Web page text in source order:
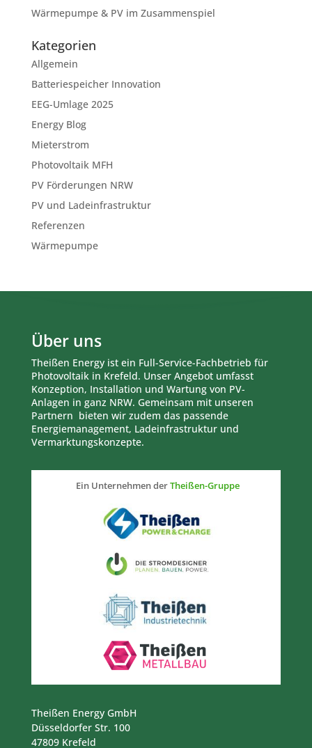
Wärmepumpe & PV im Zusammenspiel
Kategorien
Allgemein
Batteriespeicher Innovation
EEG-Umlage 2025
Energy Blog
Mieterstrom
Photovoltaik MFH
PV Förderungen NRW
PV und Ladeinfrastruktur
Referenzen
Wärmepumpe
Über uns
Theißen Energy ist ein Full-Service-Fachbetrieb für
Photovoltaik in Krefeld. Unser Angebot umfasst
Konzeption, Installation und Wartung von PV-
Anlagen in ganz NRW. Gemeinsam mit unseren
Partnern bieten wir zudem das passende
Energiemanagement, Ladeinfrastruktur und
Vermarktungskonzepte.
Ein Unternehmen derTheißen-Gruppe
Theißen Energy GmbH
Düsseldorfer Str. 100
47809 Krefeld